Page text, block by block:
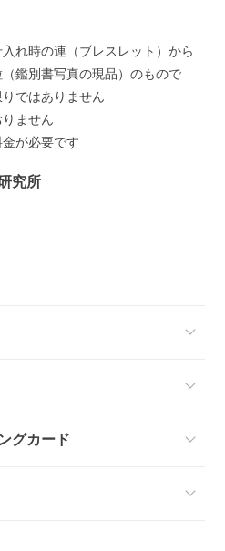
れ時の連（ブレスレット）から
鑑別書写真の現品）のもので
ではありません
ません
が必要です
究所
グカード